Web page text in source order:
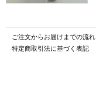
ご注文からお届けまでの流れ
特定商取引法に基づく表記